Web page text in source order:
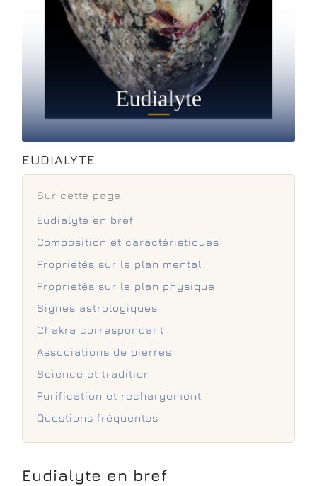
EUDIALYTE
Sur cette page
Eudialyte en bref
Composition et caractéristiques
Propriétés sur le plan mental
Propriétés sur le plan physique
Signes astrologiques
Chakra correspondant
Associations de pierres
Science et tradition
Purification et rechargement
Questions fréquentes
Eudialyte en bref